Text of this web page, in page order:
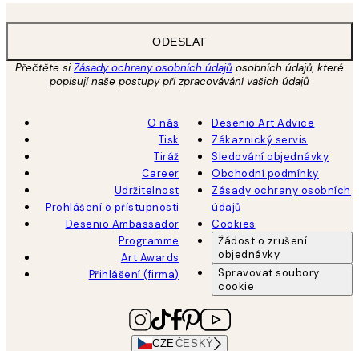
ODESLAT
Přečtěte siZásady ochrany osobních údajů osobních údajů, které
popisují naše postupy při zpracovávání vašich údajů
O nás
Tisk
Tiráž
Career
Udržitelnost
Prohlášení o přístupnosti
Desenio Ambassador
Programme
Art Awards
Přihlášení (firma)
Desenio Art Advice
Zákaznický servis
Sledování objednávky
Obchodní podmínky
Zásady ochrany osobních
údajů
Cookies
Žádost o zrušení
objednávky
Spravovat soubory
cookie
CZEČESKÝ